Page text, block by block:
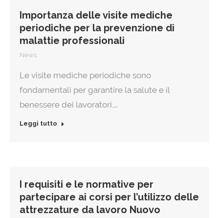
Importanza delle visite mediche
periodiche per la prevenzione di
malattie professionali
News
Le visite mediche periodiche sono
fondamentali per garantire la salute e il
benessere dei lavoratori,…
Leggi tutto
I requisiti e le normative per
partecipare ai corsi per l’utilizzo delle
attrezzature da lavoro Nuovo